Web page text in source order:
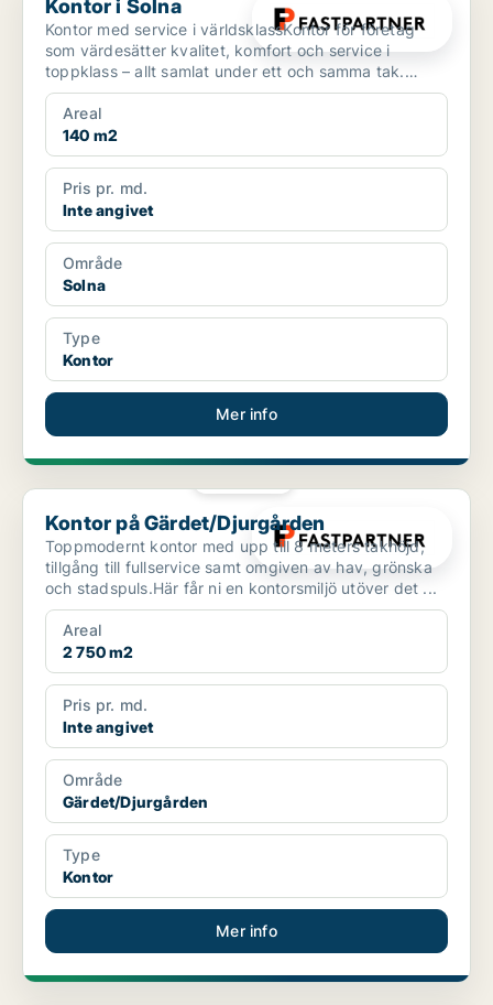
Kontor i Solna
Kontor med service i världsklassKontor för företag
som värdesätter kvalitet, komfort och service i
toppklass – allt samlat under ett och samma tak.
Komplet...
Areal
140 m2
Pris pr. md.
Inte angivet
Område
Solna
Type
Kontor
Mer info
Kontor på Gärdet/Djurgården
Kontor på Gärdet/Djurgården
Toppmodernt kontor med upp till 8 meters takhöjd,
tillgång till fullservice samt omgiven av hav, grönska
och stadspuls.Här får ni en kontorsmiljö utöver det ...
Areal
2 750 m2
Pris pr. md.
Inte angivet
Område
Gärdet/Djurgården
Type
Kontor
Mer info